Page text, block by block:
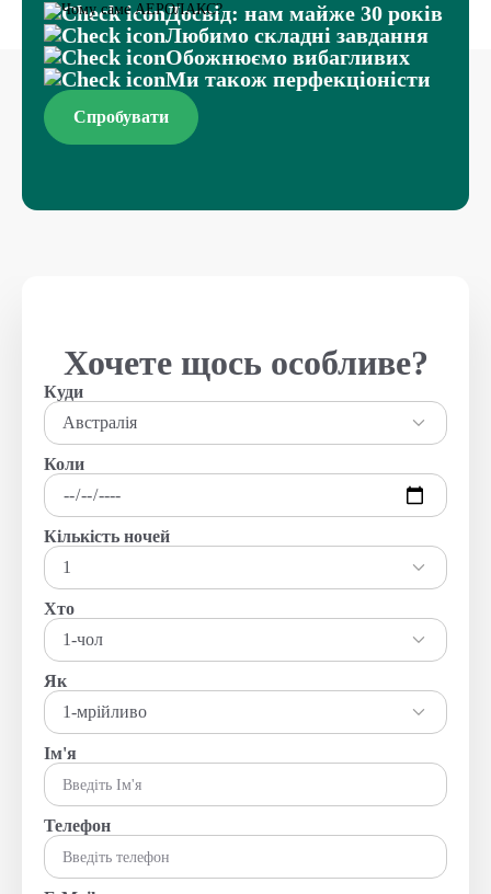
Досвід: нам майже 30 років
Любимо складні завдання
Обожнюємо вибагливих
Ми також перфекціоністи
Спробувати
Хочете щось особливе?
Куди
Австралія
Коли
Кількість ночей
1
Хто
1-чол
Як
1-мрійливо
Ім'я
Телефон